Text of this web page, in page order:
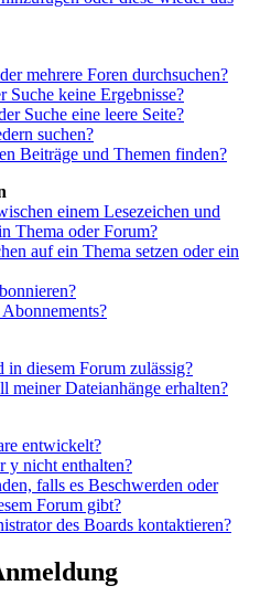
mehrere Foren durchsuchen?
Suche keine Ergebnisse?
Suche eine leere Seite?
suchen?
Beiträge und Themen finden?
einem Lesezeichen und
Thema oder Forum?
auf ein Thema setzen oder ein
in diesem Forum zulässig?
meiner Dateianhänge erhalten?
entwickelt?
y nicht enthalten?
falls es Beschwerden oder
Forum gibt?
des Boards kontaktieren?